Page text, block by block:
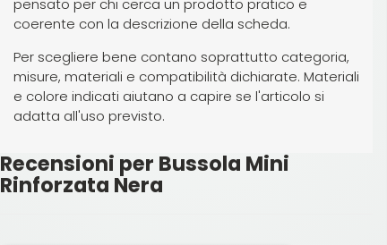
pensato per chi cerca un prodotto pratico e
coerente con la descrizione della scheda.
Per scegliere bene contano soprattutto categoria,
misure, materiali e compatibilità dichiarate. Materiali
e colore indicati aiutano a capire se l'articolo si
adatta all'uso previsto.
Recensioni per Bussola Mini
Rinforzata Nera